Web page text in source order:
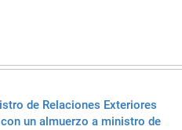
de Relaciones Exteriores
un almuerzo a ministro de